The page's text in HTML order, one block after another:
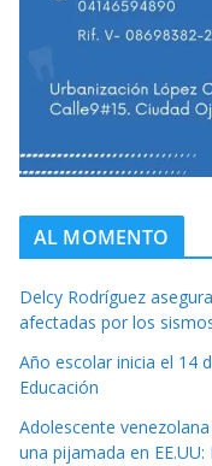
AL MOMENTO
Delcy Rodríguez
afectadas por los
Año escolar inicia el 14
Educación
Adolescente
una pijamada en